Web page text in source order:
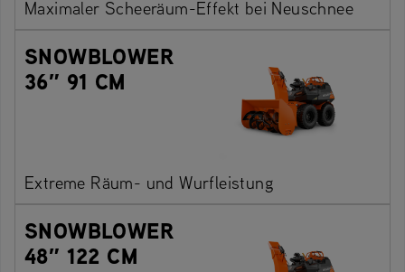
Maximaler Scheeräum-Effekt bei Neuschnee
SNOWBLOWER
36″ 91 CM
Extreme Räum- und Wurfleistung
SNOWBLOWER
48″ 122 CM